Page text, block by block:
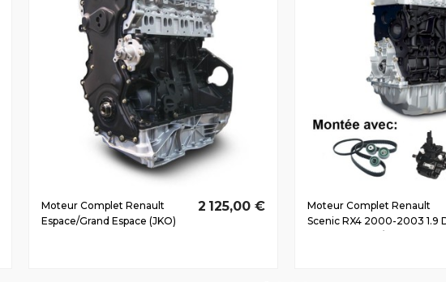
Moteur Complet Renault
Espace/Grand Espace (JKO)
2 125,00 €
Moteur Complet Renault
Scenic RX4 2000-2003 1.9